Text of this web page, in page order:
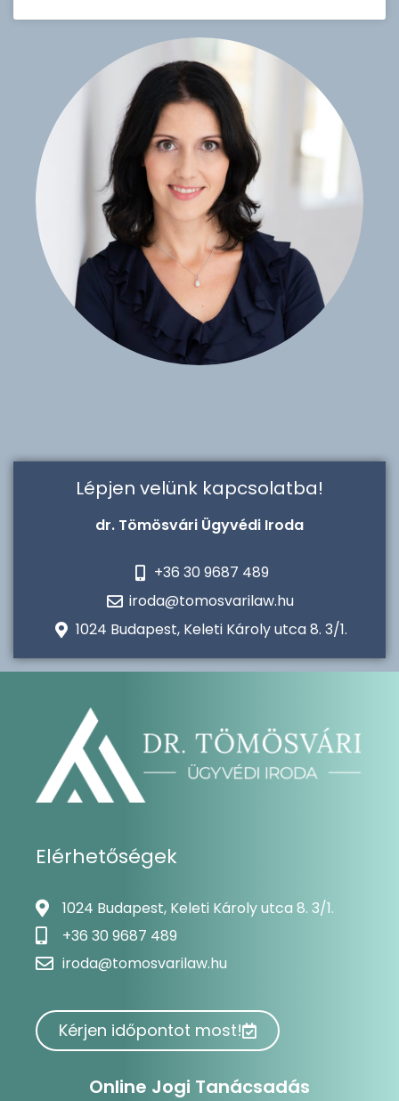
Lépjen velünk kapcsolatba!
dr. Tömösvári Ügyvédi Iroda
+36 30 9687 489
iroda@tomosvarilaw.hu
1024 Budapest, Keleti Károly utca 8. 3/1.
Elérhetőségek
1024 Budapest, Keleti Károly utca 8. 3/1.
+36 30 9687 489
iroda@tomosvarilaw.hu
Kérjen időpontot most!
Online Jogi Tanácsadás